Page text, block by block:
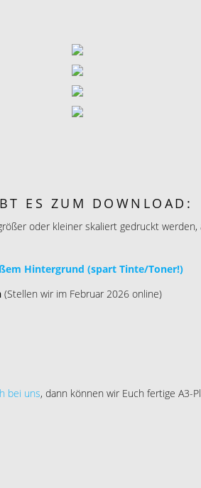
ES ZUM DOWNLOAD:
oder kleiner skaliert gedruckt
Hintergrund (spart Tinte/Toner!)
(Stellen wir im Februar 2026 online)
bei uns, dann können wir Euch fertige A3-